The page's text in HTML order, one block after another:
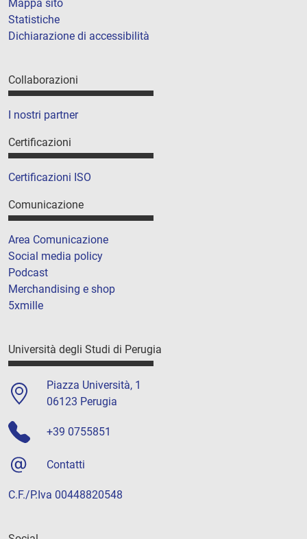
Mappa sito
Statistiche
Dichiarazione di accessibilità
Collaborazioni
I nostri partner
Certificazioni
Certificazioni ISO
Comunicazione
Area Comunicazione
Social media policy
Podcast
Merchandising e shop
5xmille
Università degli Studi di Perugia
Piazza Università, 1
06123 Perugia
+39 0755851
Contatti
C.F./P.Iva 00448820548